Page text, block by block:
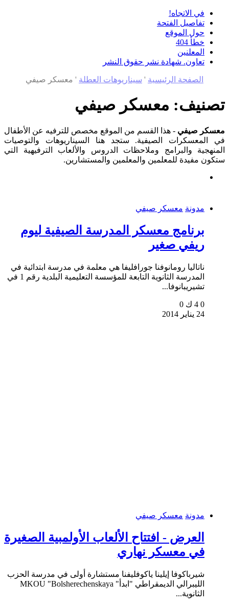
في الاتجاه!
تفاصيل الفتحة
حول الموقع
خطأ 404
المعلنين
تعاون. شهادة نشر حقوق النشر
الصفحة الرئيسية ' سيناريوهات العطلة ' معسكر صيفي
تصنيف: معسكر صيفي
معسكر صيفي - هذا القسم من الموقع مخصص للترفيه عن الأطفال
في المعسكرات الصيفية. ستجد هنا السيناريوهات والتوصيات
المنهجية والبرامج وملاحظات الدروس والألعاب الترفيهية التي
ستكون مفيدة للمعلمين والمعلمين والمستشارين.
مدونة معسكر صيفي
برنامج معسكر المدرسة الصيفية ليوم
ريفي صغير
ناتاليا رومانوفنا جورافليفا هي معلمة في مدرسة ابتدائية في
المدرسة الثانوية التابعة للمؤسسة التعليمية البلدية رقم 1 في
تشيريبانوفا...
0 4 ك
0
24 يناير 2014
مدونة معسكر صيفي
العرض - افتتاح الألعاب الأولمبية الصغيرة
في معسكر نهاري
شيرباكوفا إيلينا ياكوفليفنا مستشارة أولى في مدرسة الحزب
الليبرالي الديمقراطي "ابدأ" MKOU "Bolsherechenskaya
الثانوية...